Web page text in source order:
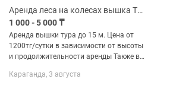
Аренда леса на колесах вышка Тура прокат леса строительные прокат лестницы
1 000 - 5 000 ₸
Аренда вышки тура до 15 м. Цена от
1200тг/сутки в зависимости от высоты
и продолжительности аренды Также в
строительные инструменты и
Караганда, 3 августа